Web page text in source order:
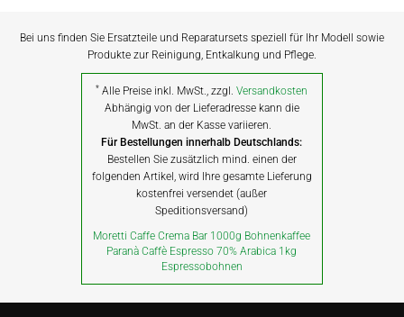
Bei uns finden Sie Ersatzteile und Reparatursets speziell für Ihr Modell sowie
Produkte zur Reinigung, Entkalkung und Pflege.
* Alle Preise inkl. MwSt., zzgl.Versandkosten
Abhängig von der Lieferadresse kann die
MwSt. an der Kasse variieren.
Für Bestellungen innerhalb Deutschlands:
Bestellen Sie zusätzlich mind. einen der
folgenden Artikel, wird Ihre gesamte Lieferung
kostenfrei versendet (außer
Speditionsversand)
Moretti Caffe Crema Bar 1000g Bohnenkaffee
Paranà Caffè Espresso 70% Arabica 1kg
Espressobohnen